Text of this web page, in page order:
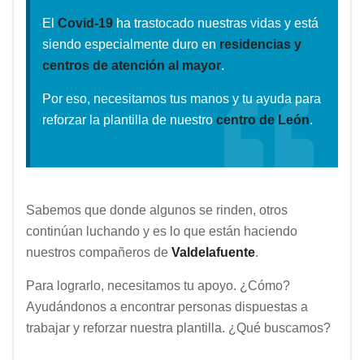
El Covid-19 ha trastocado nuestras vidas y está
siendo especialmente duro en residencias y
centros de atención al mayor.
Por eso, necesitamos tus manos y tu ayuda para
reforzar la plantilla de nuestro centro de León.
Sabemos que donde algunos se rinden, otros
continúan luchando y es lo que están haciendo
nuestros compañeros de Valdelafuente.
Para lograrlo, necesitamos tu apoyo. ¿Cómo?
Ayudándonos a encontrar personas dispuestas a
trabajar y reforzar nuestra plantilla. ¿Qué buscamos?